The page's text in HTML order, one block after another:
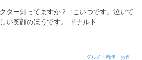
ター知ってますか？ ↑こいつです。泣いて
い笑顔のほうです。 ドナルド…
グルメ・料理・お酒